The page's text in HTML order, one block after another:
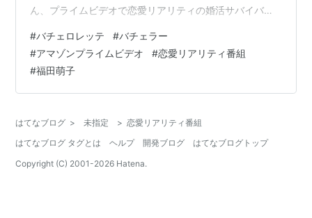
ん、プライムビデオで恋愛リアリティの婚活サバイバル
て興味をお持ちの方や、ご存知でなかった方にも、どん
なところがおもしろくて、何が見えてくるのか、その魅
力を伝えさせて頂きます。 バチャラージャパンとは
2017年から毎年全３回行われたバチャラーとは、主人公
つけるため、デートを重ねて真実…
#バチェロレッテ #バチェラー
#アマゾンプライムビデオ #恋愛リアリティ番組
#福田萌子
はてなブログ > 未指定 > 恋愛リアリティ番組
はてなブログ タグとは
ヘルプ 開発ブログ
はてなブログトップ
Copyright (C) 2001-2026 Hatena.